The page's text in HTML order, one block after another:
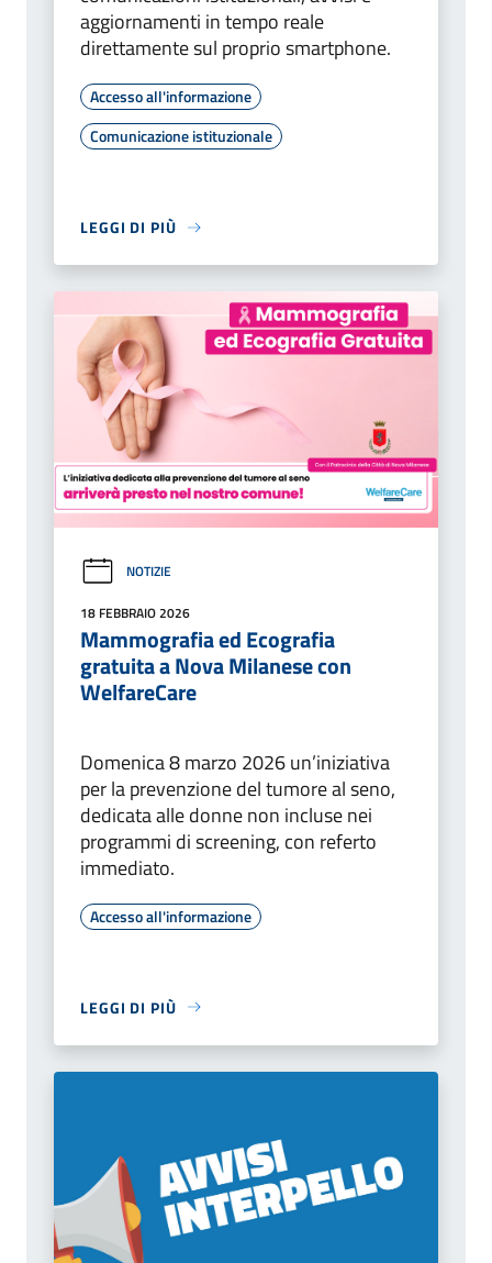
aggiornamenti in tempo reale
direttamente sul proprio smartphone.
Accesso all'informazione
Comunicazione istituzionale
LEGGI DI PIÙ
NOTIZIE
18 FEBBRAIO 2026
Mammografia ed Ecografia
gratuita a Nova Milanese con
WelfareCare
Domenica 8 marzo 2026 un’iniziativa
per la prevenzione del tumore al seno,
dedicata alle donne non incluse nei
programmi di screening, con referto
immediato.
Accesso all'informazione
LEGGI DI PIÙ